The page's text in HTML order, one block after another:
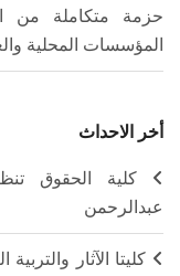
حزمة متكاملة من
المؤسسات المحلية
أخر الاحداث
كلية الحقوق
عبدالرحمن
كليتا الآثار